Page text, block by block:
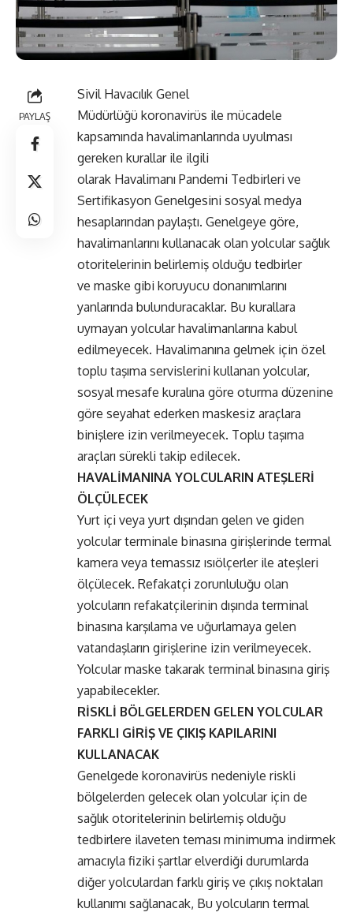
PAYLAŞ
Sivil Havacılık Genel
Müdürlüğü koronavirüs ile mücadele
kapsamında havalimanlarında uyulması
gereken kurallar ile ilgili
olarak Havalimanı Pandemi Tedbirleri ve
Sertifikasyon Genelgesini sosyal medya
hesaplarından paylaştı. Genelgeye göre,
havalimanlarını kullanacak olan yolcular sağlık
otoritelerinin belirlemiş olduğu tedbirler
ve maske gibi koruyucu donanımlarını
yanlarında bulunduracaklar. Bu kurallara
uymayan yolcular havalimanlarına kabul
edilmeyecek. Havalimanına gelmek için özel
toplu taşıma servislerini kullanan yolcular,
sosyal mesafe kuralına göre oturma düzenine
göre seyahat ederken maskesiz araçlara
binişlere izin verilmeyecek. Toplu taşıma
araçları sürekli takip edilecek.
HAVALİMANINA YOLCULARIN ATEŞLERİ
ÖLÇÜLECEK
Yurt içi veya yurt dışından gelen ve giden
yolcular terminale binasına girişlerinde termal
kamera veya temassız ısıölçerler ile ateşleri
ölçülecek. Refakatçi zorunluluğu olan
yolcuların refakatçilerinin dışında terminal
binasına karşılama ve uğurlamaya gelen
vatandaşların girişlerine izin verilmeyecek.
Yolcular maske takarak terminal binasına giriş
yapabilecekler.
RİSKLİ BÖLGELERDEN GELEN YOLCULAR
FARKLI GİRİŞ VE ÇIKIŞ KAPILARINI
KULLANACAK
Genelgede koronavirüs nedeniyle riskli
bölgelerden gelecek olan yolcular için de
sağlık otoritelerinin belirlemiş olduğu
tedbirlere ilaveten teması minimuma indirmek
amacıyla fiziki şartlar elverdiği durumlarda
diğer yolculardan farklı giriş ve çıkış noktaları
kullanımı sağlanacak, Bu yolcuların termal